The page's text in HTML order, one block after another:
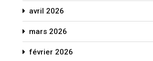
avril 2026
mars 2026
février 2026